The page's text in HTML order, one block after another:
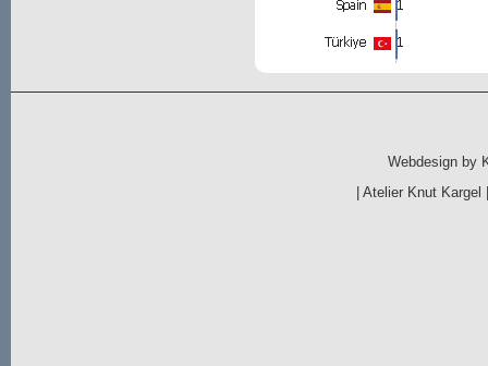
Webdesign by
|Atelier Knut Kargel